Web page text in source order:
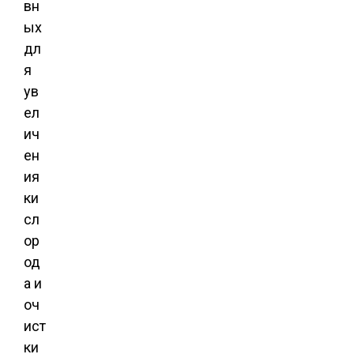
вн
ых
дл
я
ув
ел
ич
ен
ия
ки
сл
ор
од
а и
оч
ист
ки